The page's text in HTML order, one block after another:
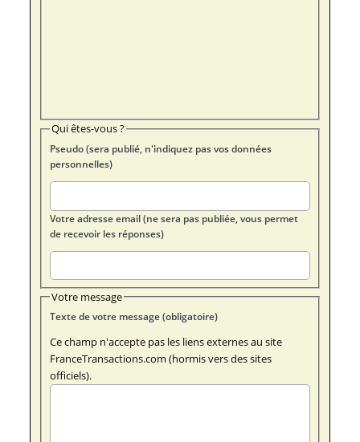
Qui êtes-vous ?
Pseudo (sera publié, n'indiquez pas vos données
personnelles)
Votre adresse email (ne sera pas publiée, vous permet
de recevoir les réponses)
Votre message
Texte de votre message (obligatoire)
Ce champ n'accepte pas les liens externes au site
FranceTransactions.com (hormis vers des sites
officiels).